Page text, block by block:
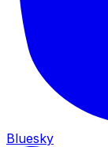
Bluesky